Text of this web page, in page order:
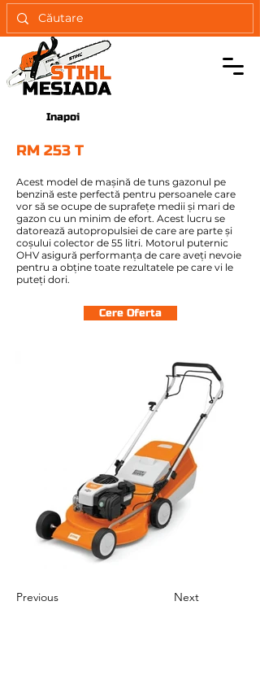
Inapoi
RM 253 T
Acest model de mașină de tuns gazonul pe
benzină este perfectă pentru persoanele care
vor să se ocupe de suprafețe medii și mari de
gazon cu un minim de efort. Acest lucru se
datorează autopropulsiei de care are parte și
coșului colector de 55 litri. Motorul puternic
OHV asigură performanța de care aveți nevoie
pentru a obține toate rezultatele pe care vi le
puteți dori.
Cere Oferta
Previous Next